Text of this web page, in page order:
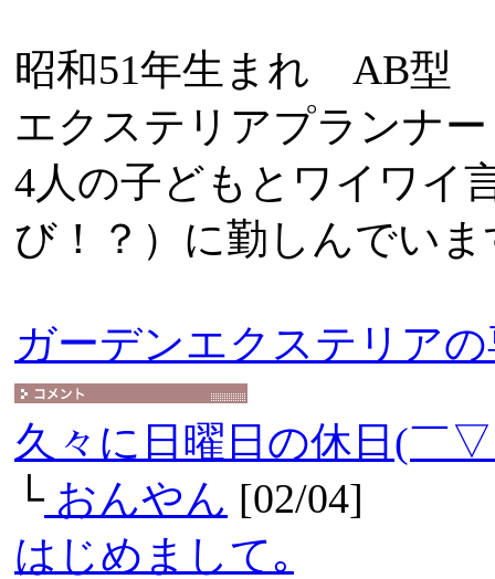
昭和51年生まれ AB型
エクステリアプランナー
4人の子どもとワイワイ
び！？）に勤しんでいま
ガーデンエクステリア
久々に日曜日の休日(￣
└おんやん [02/04]
はじめまして｡